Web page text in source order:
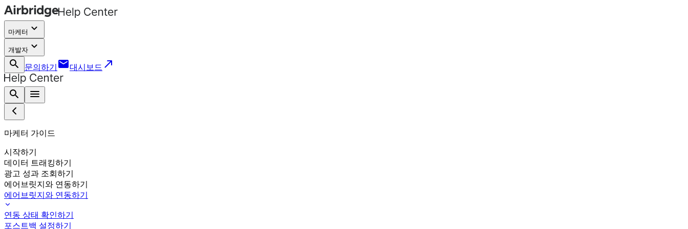
마케터 keyboard_arrow_down
개발자 keyboard_arrow_down
search
문의하기 email대시보드 call_made
search menu
마케터 가이드
시작하기
데이터 트래킹하기
광고 성과 조회하기
에어브릿지와 연동하기
에어브릿지와 연동하기
연동 상태 확인하기
포스트백 설정하기